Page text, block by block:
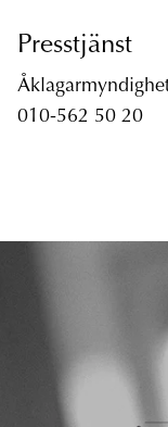
Presstjänst
010-562 50 20